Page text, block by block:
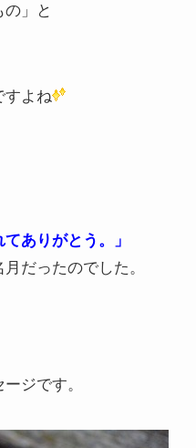
」と
すよね
ありがとう。」
だったのでした。
ジです。